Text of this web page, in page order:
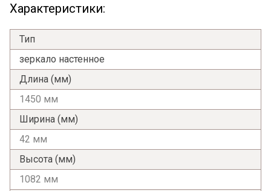
Характеристики:
Тип
зеркало настенное
Длина (мм)
1450 мм
Ширина (мм)
42 мм
Высота (мм)
1082 мм